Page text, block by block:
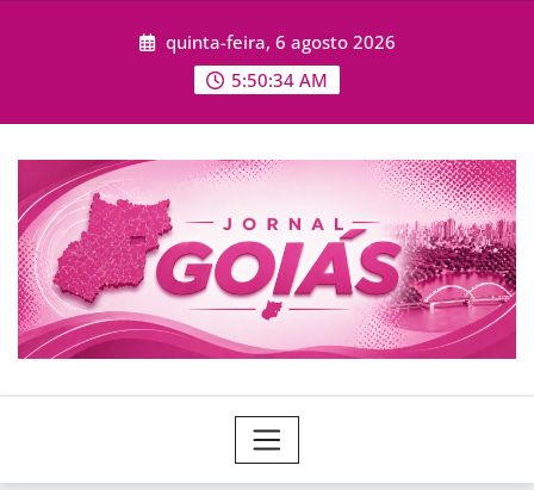
quinta-feira, 6 agosto 2026
5:50:36 AM